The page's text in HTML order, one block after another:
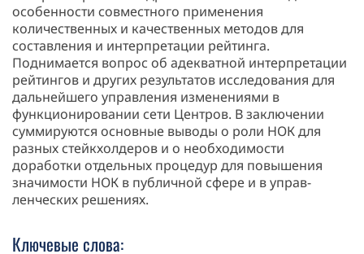
особенности совместного применения
количественных и качественных методов для
составления и интерпретации рейтинга.
Поднимается вопрос об адекватной интерпретации
рейтингов и других результатов исследо­вания для
дальнейшего управления изменениями в
функционировании сети Центров. В заключении
суммируются основные выводы о роли НОК для
разных стейкхолдеров и о необходимости
доработки отдельных про­цедур для повышения
значимости НОК в публичной сфере и в управ­
ленческих решениях.
Ключевые слова: